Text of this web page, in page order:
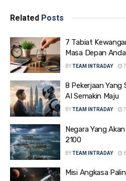
Related Posts
7 Tabiat
Masa Depan Anda
BYTEAM INTRADAY
8 Pekerjaan Yang
AI Semakin Maju
BYTEAM INTRADAY
Negara Yang
2100
BYTEAM INTRADAY
Misi Angkasa